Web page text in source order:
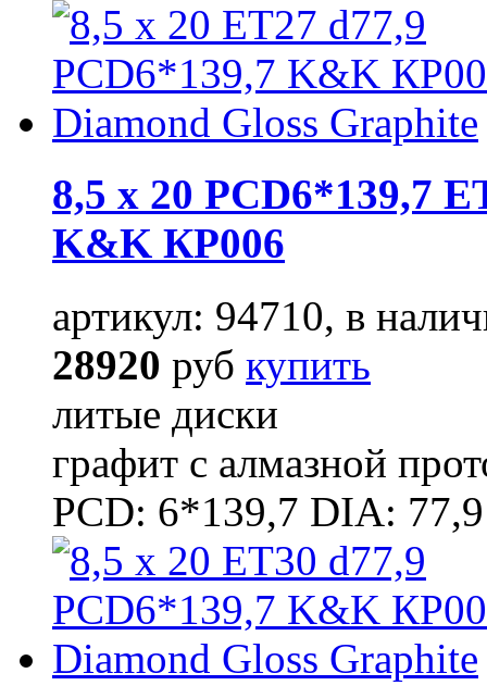
8,5 x 20 PCD6*139,7
K&K КР006
артикул: 94710, в
28920 руб купить
литые диски
графит с алмазной
PCD: 6*139,7 DIA: 77,9